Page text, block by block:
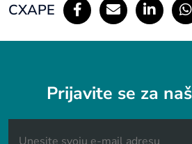
СХАРЕ
Prijavite se za